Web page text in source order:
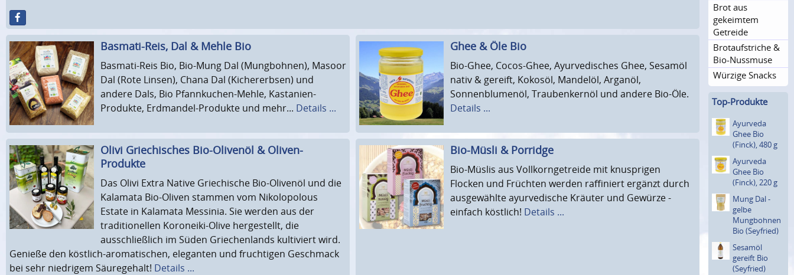
Basmati-Reis, Dal & Mehle Bio
Basmati-Reis Bio, Bio-Mung Dal (Mungbohnen), Masoor
Dal (Rote Linsen), Chana Dal (Kichererbsen) und
andere Dals, Bio Pfannkuchen-Mehle, Kastanien-
Produkte, Erdmandel-Produkte und mehr... Details ...
Ghee & Öle Bio
Bio-Ghee, Cocos-Ghee, Ayurvedisches Ghee, Sesamöl
nativ & gereift, Kokosöl, Mandelöl, Arganöl,
Sonnenblumenöl, Traubenkernöl und andere Bio-Öle.
Details ...
Olivi Griechisches Bio-Olivenöl & Oliven-
Produkte
Das Olivi Extra Native Griechische Bio-Olivenöl und die
Kalamata Bio-Oliven stammen vom Nikolopolous
Estate in Kalamata Messinia. Sie werden aus der
traditionellen Koroneiki-Olive hergestellt, die
ausschließlich im Süden Griechenlands kultiviert wird.
Genieße den köstlich-aromatischen, eleganten und fruchtigen Geschmack
bei sehr niedrigem Säuregehalt! Details ...
Bio-Müsli & Porridge
Bio-Müslis aus Vollkorngetreide mit knusprigen
Flocken und Früchten werden raffiniert ergänzt durch
ausgewählte ayurvedische Kräuter und Gewürze -
einfach köstlich! Details ...
Brot aus
gekeimtem
Getreide
Brotauf­striche &
Bio-Nussmuse
Würzige Snacks
Top-Produkte
Ayurveda
Ghee Bio
(Finck), 480 g
Ayurveda
Ghee Bio
(Finck), 220 g
Mung Dal -
gelbe
Mungbohnen
Bio (Seyfried)
Sesamöl
gereift Bio
(Seyfried)